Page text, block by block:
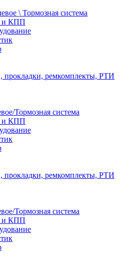
\ Тормозная система
и КПП
прокладки, ремкомплекты, РТИ
Тормозная система
и КПП
прокладки, ремкомплекты, РТИ
Тормозная система
и КПП